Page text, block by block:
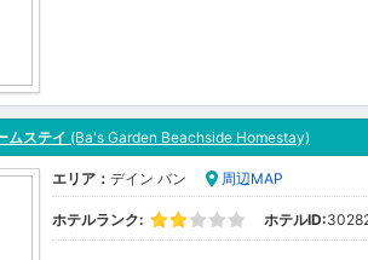
ムステイ (Ba's Garden Beachside Homestay)
エリア： デイン バン 周辺MAP
ホテルランク: ホテルID: